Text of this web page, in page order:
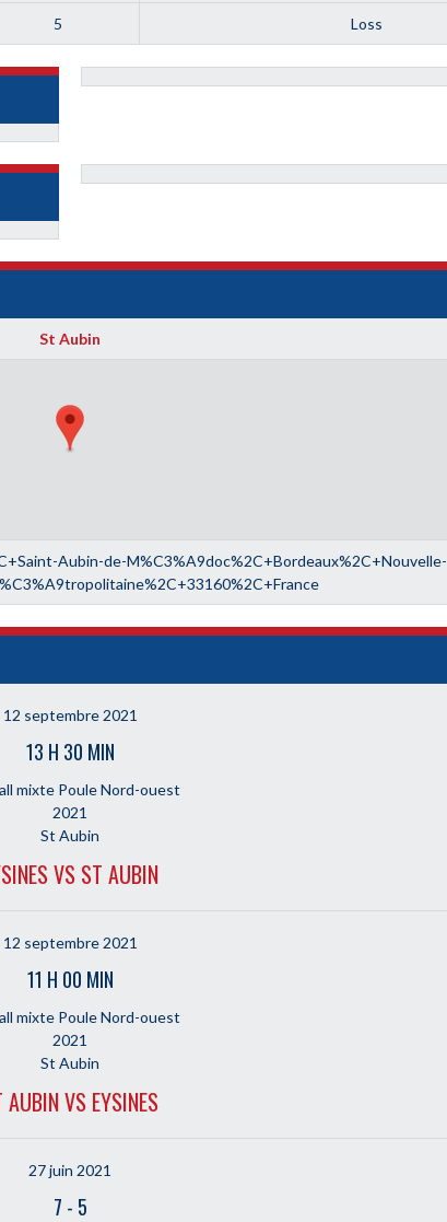
5 Loss
St Aubin
Aubin-de-M%C3%A9doc%2C+Bordeaux%2C+Nouvelle-
12 septembre 2021
13 H 30 MIN
mixte Poule Nord-ouest
2021
St Aubin
VS ST AUBIN
12 septembre 2021
11 H 00 MIN
mixte Poule Nord-ouest
2021
St Aubin
AUBIN VS EYSINES
27 juin 2021
7 - 5